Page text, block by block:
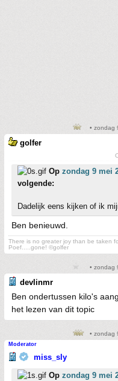
• zondag
golfer
Op zondag 9 mei
volgende:
Dadelijk eens kijken of ik
Ben benieuwd.
There is no greater joy than be taken
Poef.....gone! ©golfer
• zondag
devlinmr
Ben ondertussen kilo's
het lezen van dit topic
• zondag
Moderator
miss_sly
Op zondag 9 mei